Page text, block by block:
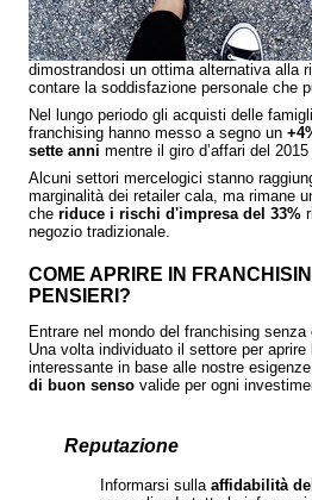
dimostrandosi un ottima alternativa alla
contare la soddisfazione personale che
Nel lungo periodo gli acquisti delle
franchising hanno messo a segno un
sette anni mentre il giro d’affari del
Alcuni settori mercelogici stanno
marginalità dei retailer cala, ma rimane
cheriduce i rischi d'impresa del 33%
negozio tradizionale.
COME APRIRE IN
PENSIERI?
Entrare nel mondo del franchising
Una volta individuato il settore per
interessante in base alle nostre
di buon senso valide per ogni
Reputazione
Informarsi sullaaffidabilità